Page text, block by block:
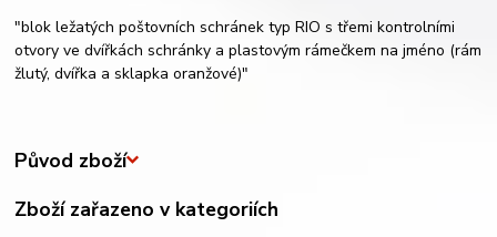
"blok ležatých poštovních schránek typ RIO s třemi kontrolními
otvory ve dvířkách schránky a plastovým rámečkem na jméno (rám
žlutý, dvířka a sklapka oranžové)"
Původ zboží
Zboží zařazeno v kategoriích